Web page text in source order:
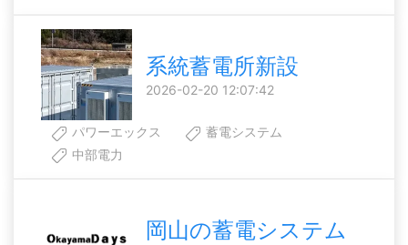
系統蓄電所新設
2026-02-20 12:07:42
パワーエックス
蓄電システム
中部電力
岡山の蓄電システム